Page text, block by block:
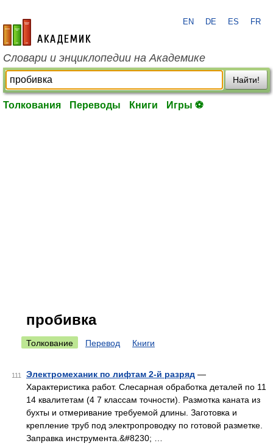
academic.ru
EN DE ES FR
Словари и энциклопедии на Академике
Найти!
Толкования Переводы Книги Игры ⚽
пробивка
Толкование Перевод Книги
111 Электромеханик по лифтам 2-й разряд —
Характеристика работ. Слесарная обработка деталей по 11
14 квалитетам (4 7 классам точности). Размотка каната из
бухты и отмеривание требуемой длины. Заготовка и
крепление труб под электропроводку по готовой разметке.
Заправка инструмента.&#8230; …